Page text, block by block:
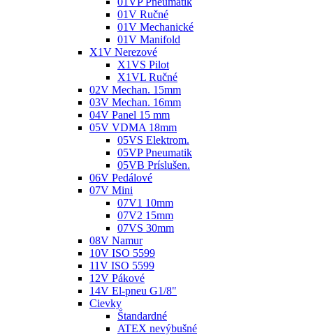
01V Ručné
01V Mechanické
01V Manifold
X1V Nerezové
X1VS Pilot
X1VL Ručné
02V Mechan. 15mm
03V Mechan. 16mm
04V Panel 15 mm
05V VDMA 18mm
05VS Elektrom.
05VP Pneumatik
05VB Príslušen.
06V Pedálové
07V Mini
07V1 10mm
07V2 15mm
07VS 30mm
08V Namur
10V ISO 5599
11V ISO 5599
12V Pákové
14V El-pneu G1/8"
Cievky
Štandardné
ATEX nevýbušné